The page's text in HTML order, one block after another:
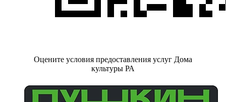
Оцените условия предоставления услуг Дома
культуры РА